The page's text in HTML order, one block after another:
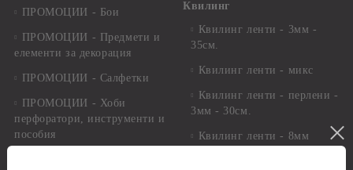
ПРОМОЦИИ - Бои
ПРОМОЦИИ - Предмети и
елементи за декорация
ПРОМОЦИИ - Салфетки
ПРОМОЦИИ - Хоби
перфоратори, инструменти и
пособия
Квилинг
Квилинг ленти - 3мм -
35см.
Квилинг ленти - микс
Квилинг ленти - перлени -
3мм - 30см.
Квилинг ленти - 8мм